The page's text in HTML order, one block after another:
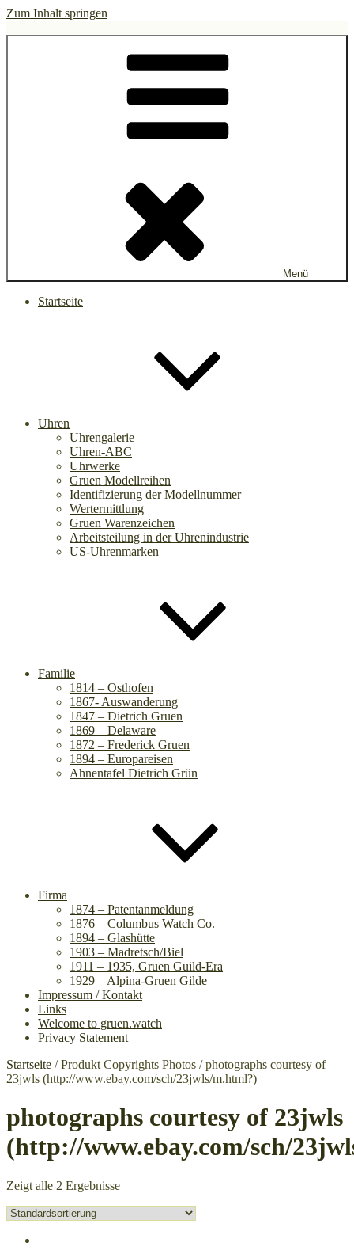
Zum Inhalt springen
Menü
Startseite
Uhren
Uhrengalerie
Uhren-ABC
Uhrwerke
Gruen Modellreihen
Identifizierung der Modellnummer
Wertermittlung
Gruen Warenzeichen
Arbeitsteilung in der Uhrenindustrie
US-Uhrenmarken
Familie
1814 – Osthofen
1867- Auswanderung
1847 – Dietrich Gruen
1869 – Delaware
1872 – Frederick Gruen
1894 – Europareisen
Ahnentafel Dietrich Grün
Firma
1874 – Patentanmeldung
1876 – Columbus Watch Co.
1894 – Glashütte
1903 – Madretsch/Biel
1911 – 1935, Gruen Guild-Era
1929 – Alpina-Gruen Gilde
Impressum / Kontakt
Links
Welcome to gruen.watch
Privacy Statement
Startseite / Produkt Copyrights Photos / photographs courtesy of
23jwls (http://www.ebay.com/sch/23jwls/m.html?)
photographs courtesy of 23jwls
(http://www.ebay.com/sch/
Zeigt alle 2 Ergebnisse